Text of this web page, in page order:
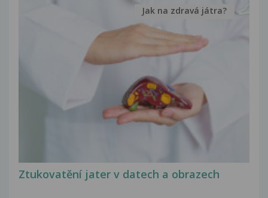
Ztukovatění jater v datech a obrazech
Jak na zdravá játra?